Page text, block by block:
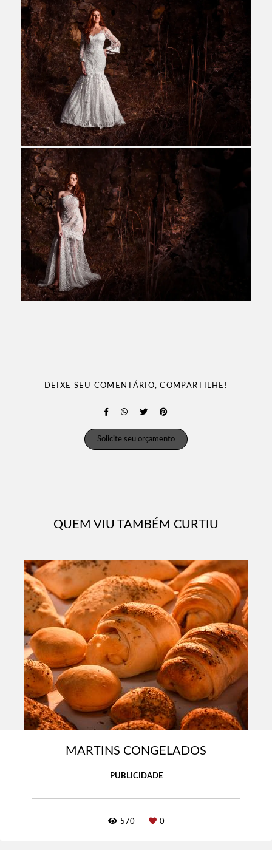
DEIXE SEU COMENTÁRIO, COMPARTILHE!
Solicite seu orçamento
QUEM VIU TAMBÉM CURTIU
MARTINS CONGELADOS
PUBLICIDADE
570 0